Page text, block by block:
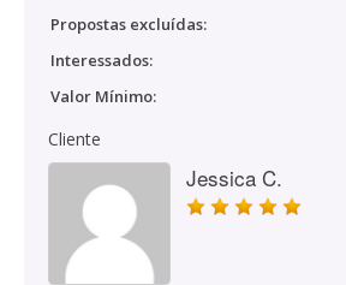
Propostas excluídas:
Interessados:
Valor Mínimo:
Cliente
Jessica C.